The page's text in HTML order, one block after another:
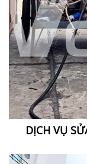
DỊCH VỤ